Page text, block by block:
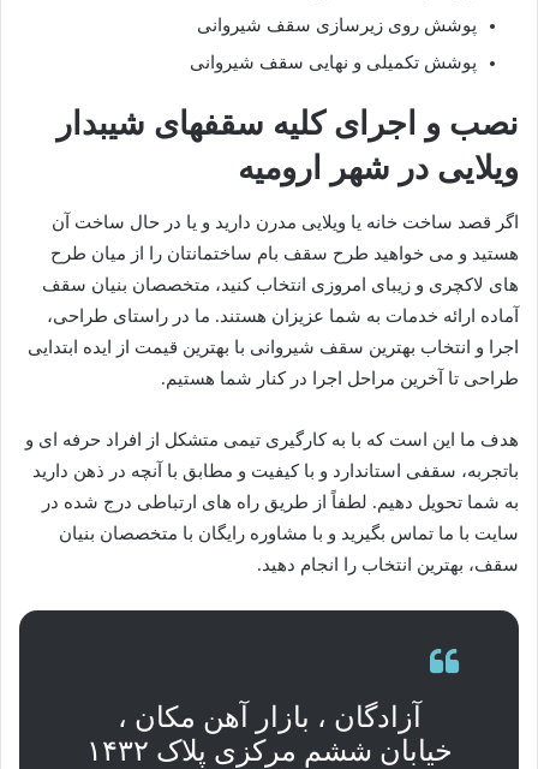
پوشش روی زیرسازی سقف شیروانی
پوشش تکمیلی و نهایی سقف شیروانی
نصب و اجرای کلیه سقفهای شیبدار
ویلایی در شهر ارومیه
اگر قصد ساخت خانه یا ویلایی مدرن دارید و یا در حال ساخت آن
هستید و می خواهید طرح سقف بام ساختمانتان را از میان طرح
های لاکچری و زیبای امروزی انتخاب کنید، متخصصان بنیان سقف
آماده ارائه خدمات به شما عزیزان هستند. ما در راستای طراحی،
اجرا و انتخاب بهترین سقف شیروانی با بهترین قیمت از ایده ابتدایی
طراحی تا آخرین مراحل اجرا در کنار شما هستیم.
هدف ما این است که با به کارگیری تیمی متشکل از افراد حرفه ای و
باتجربه، سقفی استاندارد و با کیفیت و مطابق با آنچه در ذهن دارید
به شما تحویل دهیم. لطفاً از طریق راه های ارتباطی درج شده در
سایت با ما تماس بگیرید و با مشاوره رایگان با متخصصان بنیان
سقف، بهترین انتخاب را انجام دهید.
آزادگان ، بازار آهن مکان ،
خیابان ششم مرکزی پلاک ۱۴۳۲